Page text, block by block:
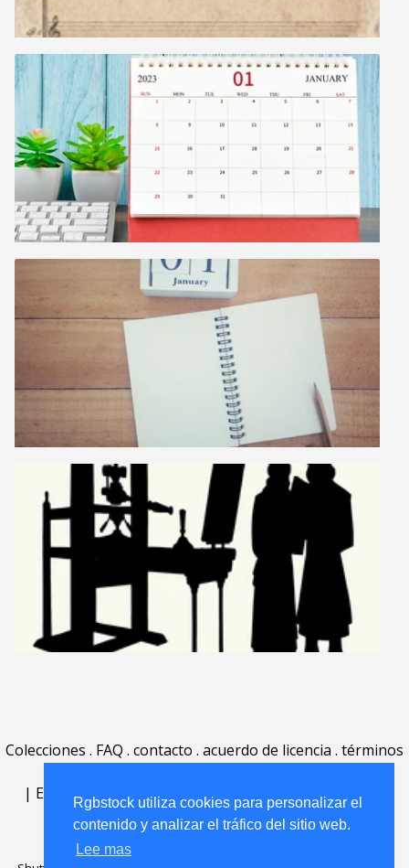
Rgbstock utiliza cookies para personalizar el
contenido y analizar el tráfico del sitio web.
Lee mas
Colecciones . FAQ . contacto . acuerdo de licencia . términos
| English | Deutsch| Español Português
Nederlands|